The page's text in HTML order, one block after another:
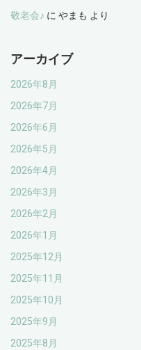
敬老会♪ に やまも より
アーカイブ
2026年8月
2026年7月
2026年6月
2026年5月
2026年4月
2026年3月
2026年2月
2026年1月
2025年12月
2025年11月
2025年10月
2025年9月
2025年8月